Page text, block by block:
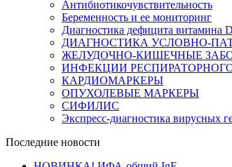
Антибиотикочувствительность
Беременность и ее мониторинг
Диагностика дефицита витамина D
ДИАГНОСТИКА УСЛОВНО-
ЖЕЛУДОЧНО-КИШЕЧНЫЕ
ИНФЕКЦИИ
КАРДИОМАРКЕРЫ
ОПУХОЛЕВЫЕ МАРКЕРЫ
СИФИЛИС
Экспресс-диагностика вирусных
Последние новости